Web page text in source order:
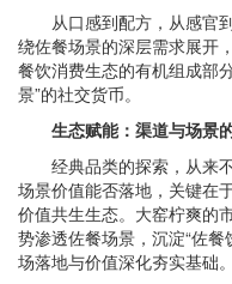
从口感到配方，从感官
绕佐餐场景的深层需求展开
餐饮消费生态的有机组成部
景”的社交货币。
生态赋能：渠道与场景
经典品类的探索，从来
场景价值能否落地，关键在
价值共生生态。大窑柠爽的
势渗透佐餐场景，沉淀“佐
场落地与价值深化夯实基础。